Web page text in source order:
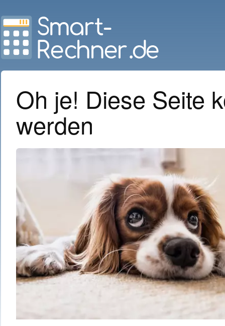
Oh je! Diese Seite
werden